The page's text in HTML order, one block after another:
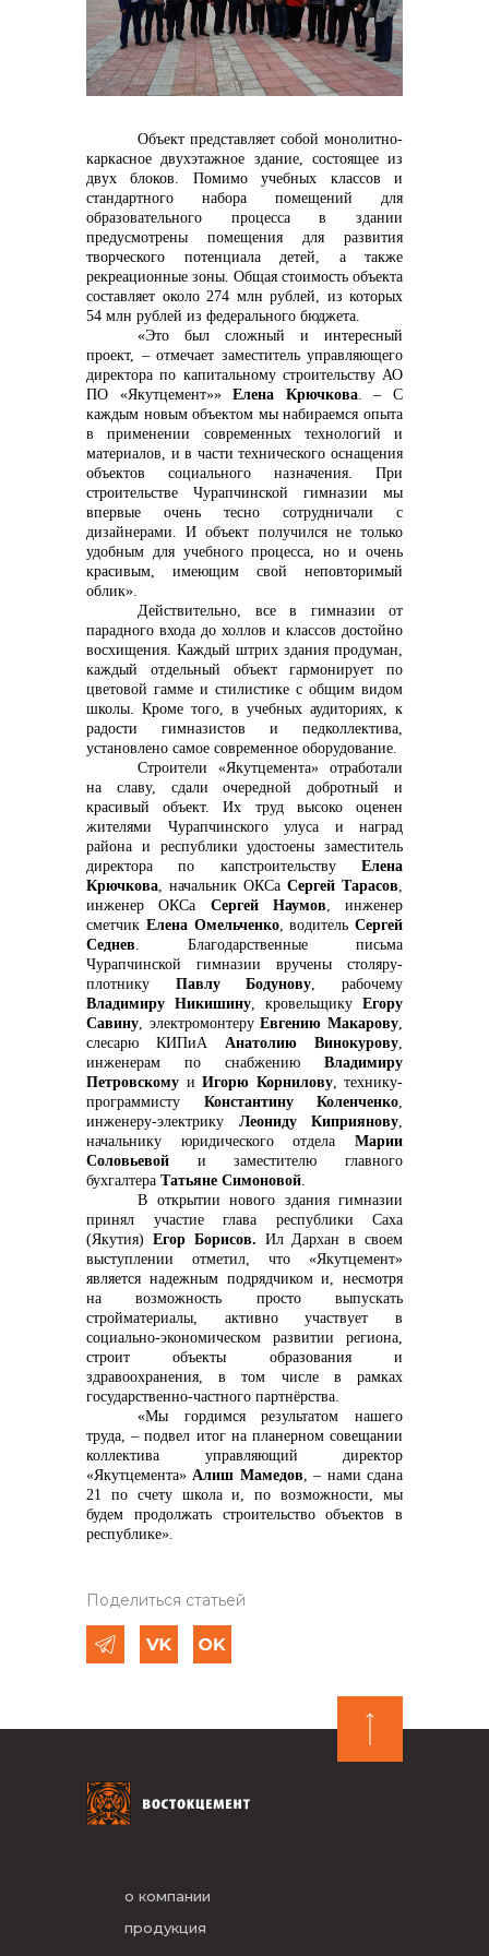
контакты отдела закупок
Контакты
+7 (423) 234 50 50
info@vostokcement.ru
Объект представляет собой монолитно-
каркасное двухэтажное здание, состоящее из
двух блоков. Помимо учебных классов и
стандартного набора помещений для
образовательного процесса в здании
предусмотрены помещения для развития
творческого потенциала детей, а также
рекреационные зоны. Общая стоимость объекта
составляет около 274 млн рублей, из которых
54 млн рублей из федерального бюджета.
«Это был сложный и интересный
проект, – отмечает заместитель управляющего
директора по капитальному строительству АО
ПО «Якутцемент»»Елена Крючкова. – С
каждым новым объектом мы набираемся опыта
в применении современных технологий и
материалов, и в части технического оснащения
объектов социального назначения. При
строительстве Чурапчинской гимназии мы
впервые очень тесно сотрудничали с
дизайнерами. И объект получился не только
удобным для учебного процесса, но и очень
красивым, имеющим свой неповторимый
облик».
Действительно, все в гимназии от
парадного входа до холлов и классов достойно
восхищения. Каждый штрих здания продуман,
каждый отдельный объект гармонирует по
цветовой гамме и стилистике с общим видом
школы. Кроме того, в учебных аудиториях, к
радости гимназистов и педколлектива,
установлено самое современное оборудование.
Строители «Якутцемента» отработали
на славу, сдали очередной добротный и
красивый объект. Их труд высоко оценен
жителями Чурапчинского улуса и наград
района и республики удостоены заместитель
директора по капстроительству Елена
Крючкова, начальник ОКСа Сергей Тарасов,
инженер ОКСа Сергей Наумов, инженер
сметчик Елена Омельченко, водитель Сергей
Седнев. Благодарственные письма
Чурапчинской гимназии вручены столяру-
плотнику Павлу Бодунову, рабочему
Владимиру Никишину, кровельщику Егору
Савину, электромонтеруЕвгению Макарову,
слесарю КИПиА Анатолию Винокурову,
инженерам по снабжению Владимиру
Петровскому и Игорю Корнилову, технику-
программисту Константину Коленченко,
инженеру-электрику Леониду Киприянову,
начальнику юридического отдела Марии
Соловьевой и заместителю главного
бухгалтера Татьяне Симоновой.
В открытии нового здания гимназии
принял участие глава республики Саха
(Якутия) Егор Борисов. Ил Дархан в своем
выступлении отметил, что «Якутцемент»
является надежным подрядчиком и, несмотря
на возможность просто выпускать
стройматериалы, активно участвует в
социально-экономическом развитии региона,
строит объекты образования и
здравоохранения, в том числе в рамках
государственно-частного партнёрства.
«Мы гордимся результатом нашего
труда, – подвел итог на планерном совещании
коллектива управляющий директор
«Якутцемента»Алиш Мамедов, – нами сдана
21 по счету школа и, по возможности, мы
будем продолжать строительство объектов в
республике».
Поделиться статьей
о компании
продукция